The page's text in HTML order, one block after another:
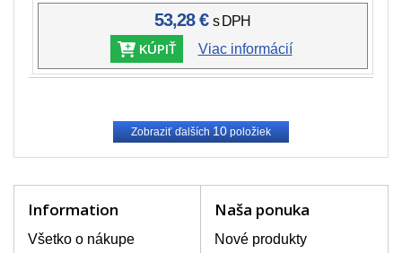
53,28 €s DPH
KÚPIŤ Viac informácií
Zobraziť ďalších10položiek
Information
Všetko o nákupe
Naša ponuka
Nové produkty